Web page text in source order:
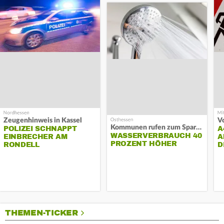
Zeugenhinweis in Kassel
POLIZEI SCHNAPPT
EINBRECHER AM
RONDELL
Kommunen rufen zum Sparen auf
WASSERVERBRAUCH 40
PROZENT HÖHER
THEMEN-TICKER